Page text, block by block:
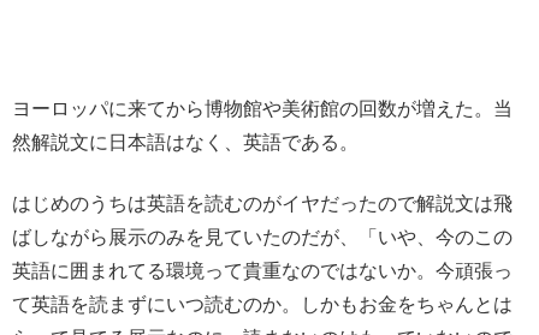
ヨーロッパに来てから博物館や美術館の回数が増えた。当
然解説文に日本語はなく、英語である。
はじめのうちは英語を読むのがイヤだったので解説文は飛
ばしながら展示のみを見ていたのだが、「いや、今のこの
英語に囲まれてる環境って貴重なのではないか。今頑張っ
て英語を読まずにいつ読むのか。しかもお金をちゃんとは